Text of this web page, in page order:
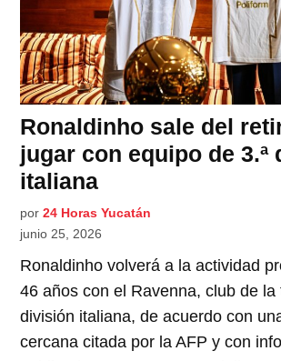
Ronaldinho sale del
jugar con equipo de 3.ª
italiana
por 24 Horas Yucatán
junio 25, 2026
Ronaldinho volverá a la actividad
46 años con el Ravenna, club de la
división italiana, de acuerdo con
cercana citada por la AFP y con